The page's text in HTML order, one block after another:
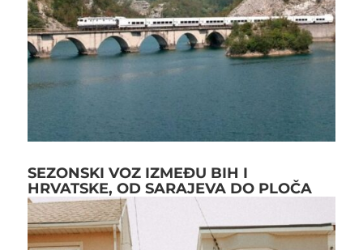
SEZONSKI VOZ IZMEĐU BIH I
HRVATSKE, OD SARAJEVA DO PLOČA